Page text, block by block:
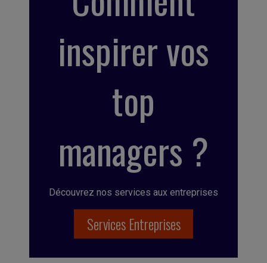
inspirer vos
top
managers ?
Découvrez nos services aux entreprises
Services Entreprises